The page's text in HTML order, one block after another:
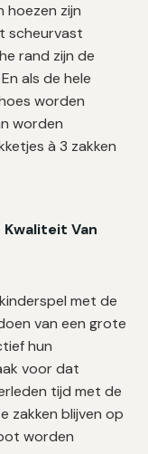
hoezen zijn
scheurvast
rand zijn de
als de hele
worden
worden
à 3 zakken
Van
met de
van een grote
hun
voor dat
tijd met de
zakken blijven op
worden